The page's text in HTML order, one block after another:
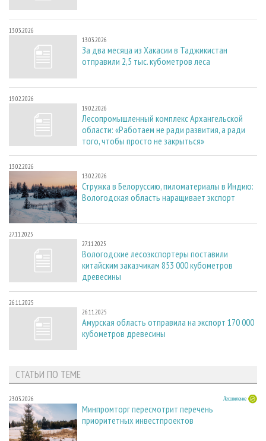
13.03.2026
13.03.2026
За два месяца из Хакасии в Таджикистан
отправили 2,5 тыс. кубометров леса
19.02.2026
19.02.2026
Лесопромышленный комплекс Архангельской
области: «Работаем не ради развития, а ради
того, чтобы просто не закрыться»
13.02.2026
13.02.2026
Стружка в Белоруссию, пиломатериалы в Индию:
Вологодская область наращивает экспорт
27.11.2025
27.11.2025
Вологодские лесоэкспортеры поставили
китайским заказчикам 853 000 кубометров
древесины
26.11.2025
26.11.2025
Амурская область отправила на экспорт 170 000
кубометров древесины
СТАТЬИ ПО ТЕМЕ
23.03.2026 Лесопиление
Минпромторг пересмотрит перечень
приоритетных инвестпроектов